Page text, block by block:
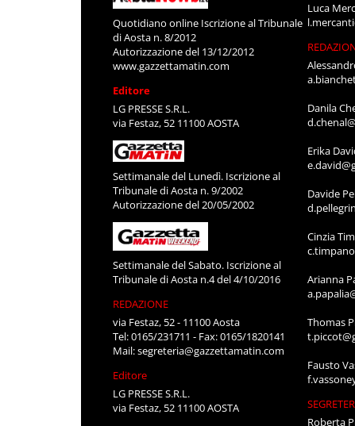
Quotidiano online Iscrizione al Tribunale
di Aosta n. 8/2012
Autorizzazione del 13/12/2012
www.gazzettamatin.com
Editore
LG PRESSE S.R.L.
via Festaz, 52 11100 AOSTA
Settimanale del Lunedì. Iscrizione al
Tribunale di Aosta n. 9/2002
Autorizzazione del 20/05/2002
Settimanale del Sabato. Iscrizione al
Tribunale di Aosta n.4 del 4/10/2016
REDAZIONE
via Festaz, 52 - 11100 Aosta
Tel: 0165/231711 - Fax: 0165/1820141
Mail:segreteria@gazzettamatin.com
Editore
LG PRESSE S.R.L.
via Festaz, 52 11100 AOSTA
Luca
Danila
Erika
Davide
Cinzia
Arianna
Thomas
Fausto
Roberta